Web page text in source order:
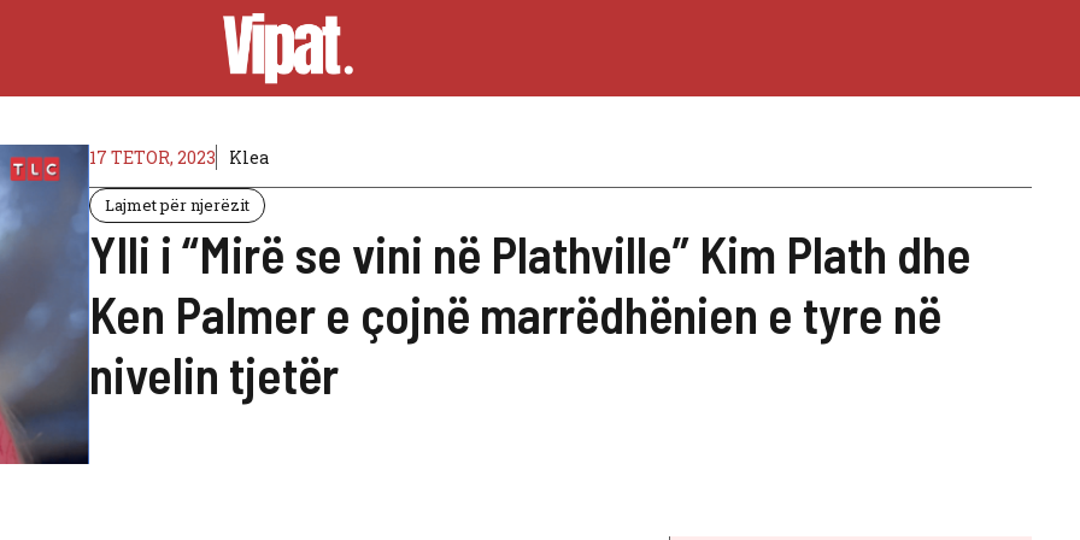
17 TETOR, 2023 Klea
Lajmet për njerëzit
Ylli i “Mirë se vini në Plathville” Kim Plath dhe
Ken Palmer e çojnë marrëdhënien e tyre në
nivelin tjetër